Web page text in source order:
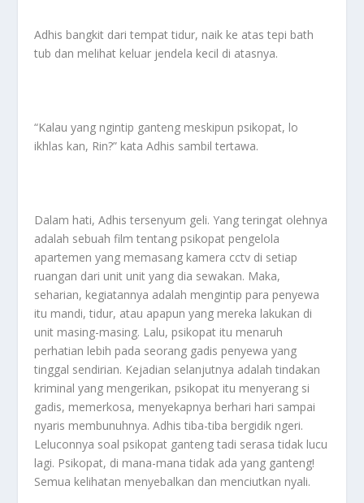
Adhis bangkit dari tempat tidur, naik ke atas tepi bath
tub dan melihat keluar jendela kecil di atasnya.
“Kalau yang ngintip ganteng meskipun psikopat, lo
ikhlas kan, Rin?” kata Adhis sambil tertawa.
Dalam hati, Adhis tersenyum geli. Yang teringat olehnya
adalah sebuah film tentang psikopat pengelola
apartemen yang memasang kamera cctv di setiap
ruangan dari unit unit yang dia sewakan. Maka,
seharian, kegiatannya adalah mengintip para penyewa
itu mandi, tidur, atau apapun yang mereka lakukan di
unit masing-masing. Lalu, psikopat itu menaruh
perhatian lebih pada seorang gadis penyewa yang
tinggal sendirian. Kejadian selanjutnya adalah tindakan
kriminal yang mengerikan, psikopat itu menyerang si
gadis, memerkosa, menyekapnya berhari hari sampai
nyaris membunuhnya. Adhis tiba-tiba bergidik ngeri.
Leluconnya soal psikopat ganteng tadi serasa tidak lucu
lagi. Psikopat, di mana-mana tidak ada yang ganteng!
Semua kelihatan menyebalkan dan menciutkan nyali.